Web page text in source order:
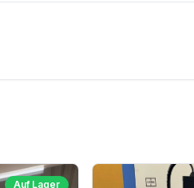
Auf Lager